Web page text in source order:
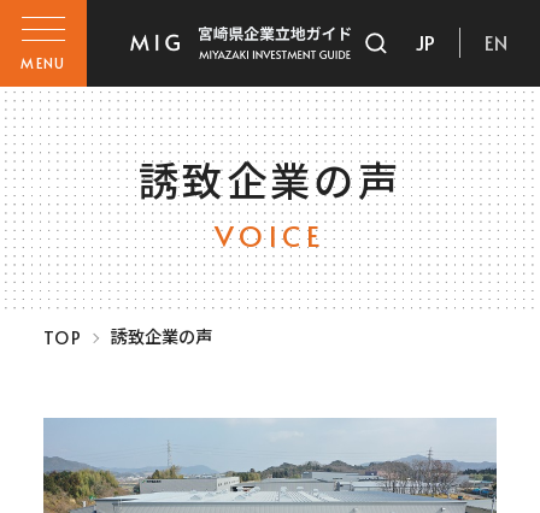
MENU
EN
JP
誘致企業の声
VOICE
TOP 誘致企業の声